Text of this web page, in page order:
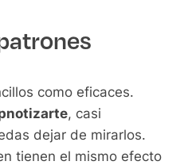
como eficaces.
, casi
dejar de mirarlos.
tienen el mismo efecto